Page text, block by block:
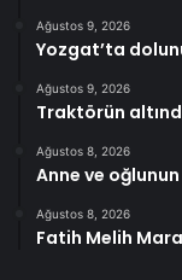
Ağustos 9, 2026
Yozgat’ta
Ağustos 9, 2026
Traktörün
Ağustos 8, 2026
Anne ve
Ağustos 8, 2026
Fatih Melih